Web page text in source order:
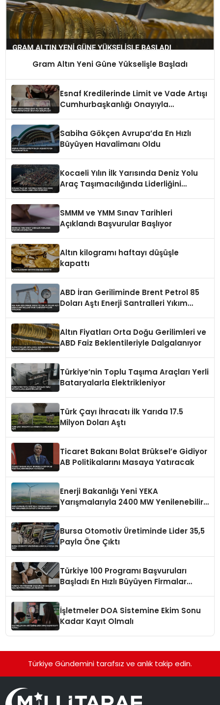
Gram Altın Yeni Güne Yükselişle Başladı
Esnaf Kredilerinde Limit ve Vade Artışı
Cumhurbaşkanlığı Onayıyla
Sabiha Gökçen Avrupa’da En Hızlı
Büyüyen Havalimanı Oldu
Kocaeli Yılın İlk Yarısında Deniz Yolu
Araç Taşımacılığında Liderliğini
SMMM ve YMM Sınav Tarihleri
Açıklandı Başvurular Başlıyor
Altın kilogramı haftayı düşüşle
kapattı
ABD İran Geriliminde Brent Petrol 85
Doları Aştı Enerji Santralleri Yıkım
Altın Fiyatları Orta Doğu Gerilimleri ve
ABD Faiz Beklentileriyle Dalgalanıyor
Türkiye’nin Toplu Taşıma Araçları Yerli
Bataryalarla Elektrikleniyor
Türk Çayı İhracatı İlk Yarıda 17.5
Milyon Doları Aştı
Ticaret Bakanı Bolat Brüksel’e Gidiyor
AB Politikalarını Masaya Yatıracak
Enerji Bakanlığı Yeni YEKA
Yarışmalarıyla 2400 MW Yenilenebilir
Bursa Otomotiv Üretiminde Lider 35,5
Payla Öne Çıktı
Türkiye 100 Programı Başvuruları
Başladı En Hızlı Büyüyen Firmalar
İşletmeler DOA Sistemine Ekim Sonu
Kadar Kayıt Olmalı
Türkiye Gündemini tarafsız ve anlık takip edin.